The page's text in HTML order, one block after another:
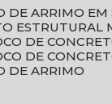
DE ARRIMO EM
DE
DE
DE ARRIMO